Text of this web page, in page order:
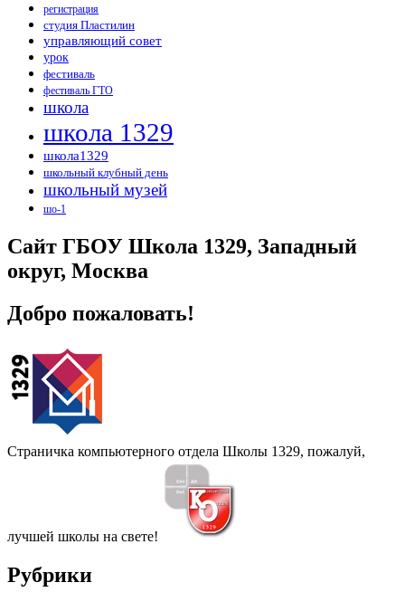
регистрация
студия Пластилин
управляющий совет
урок
фестиваль
фестиваль ГТО
школа
школа 1329
школа1329
школьный клубный день
школьный музей
шо-1
Сайт ГБОУ Школа 1329, Западный
округ, Москва
Добро пожаловать!
Страничка компьютерного отдела Школы 1329, пожалуй,
лучшей школы на свете!
Рубрики